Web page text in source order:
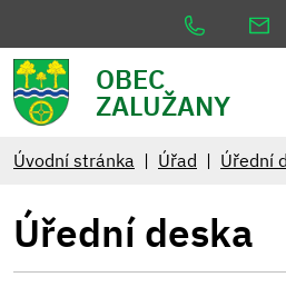
OBEC
ZALUŽANY
Úvodní stránka Úřad Úřední
Úřední deska